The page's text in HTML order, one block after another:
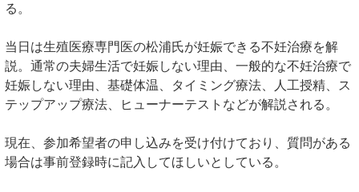
る。
当日は生殖医療専門医の松浦氏が妊娠できる不妊治療を解
説。通常の夫婦生活で妊娠しない理由、一般的な不妊治療で
妊娠しない理由、基礎体温、タイミング療法、人工授精、ス
テップアップ療法、ヒューナーテストなどが解説される。
現在、参加希望者の申し込みを受け付けており、質問がある
場合は事前登録時に記入してほしいとしている。